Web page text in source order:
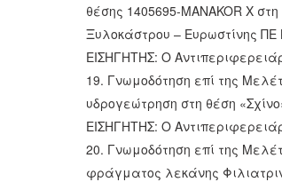
θέσης 1405695-MANAKOR X
Ξυλοκάστρου – Ευρωστίνης
ΕΙΣΗΓΗΤΗΣ: Ο
19. Γνωμοδότηση επί της
υδρογεώτρηση στη θέση
ΕΙΣΗΓΗΤΗΣ: Ο
20. Γνωμοδότηση επί της
φράγματος λεκάνης